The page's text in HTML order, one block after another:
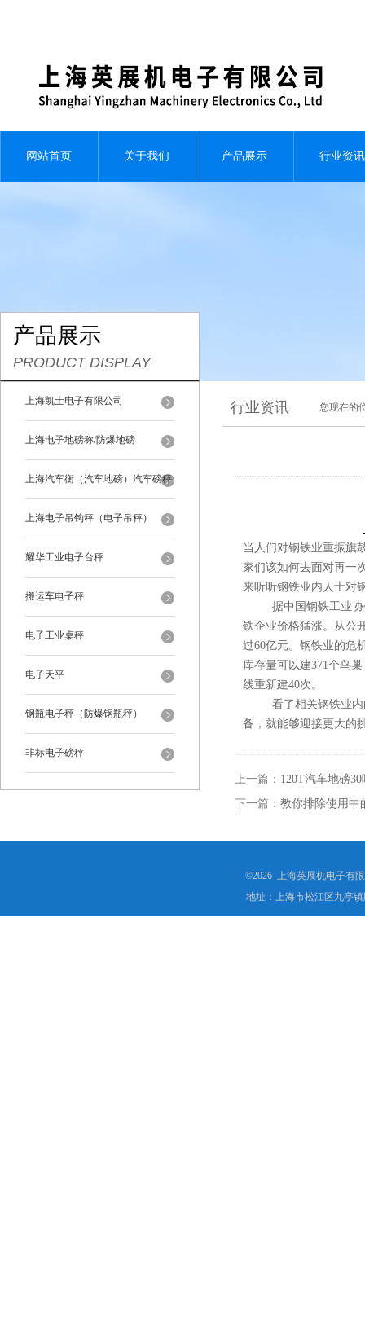
网站首页 关于我们 产品展示 行业资讯
产品展示
PRODUCT DISPLAY
上海凯士电子有限公司
上海电子地磅称/防爆地磅
上海汽车衡（汽车地磅）汽车磅秤
上海电子吊钩秤（电子吊秤）
耀华工业电子台秤
搬运车电子秤
电子工业桌秤
电子天平
钢瓶电子秤（防爆钢瓶秤）
非标电子磅秤
行业资讯 您现在的
当人们对钢铁业重振旗
家们该如何去面对再一
来听听钢铁业内人士对
据中国钢铁工业协会
铁企业价格猛涨。从公
过60亿元。钢铁业的危
库存量可以建371个鸟
线重新建40次。
看了相关钢铁业内的
备，就能够迎接更大的
上一篇： 120T汽车地磅
下一篇： 教你排除使用中
©2026 上海英展机电子有
地址：上海市松江区九亭镇